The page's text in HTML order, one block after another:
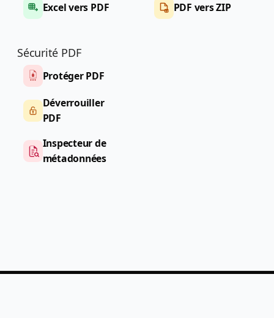
Excel vers PDF PDF vers ZIP
Sécurité PDF
Protéger PDF
Déverrouiller
PDF
Inspecteur de
métadonnées